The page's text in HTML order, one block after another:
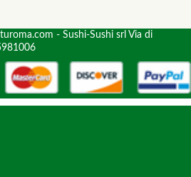
- Sushi-Sushi srl Via di